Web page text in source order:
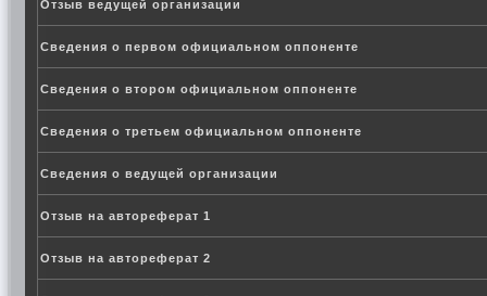
Отзыв ведущей организации
Сведения о первом официальном оппоненте
Сведения о втором официальном оппоненте
Сведения о третьем официальном оппоненте
Сведения о ведущей организации
Отзыв на автореферат 1
Отзыв на автореферат 2